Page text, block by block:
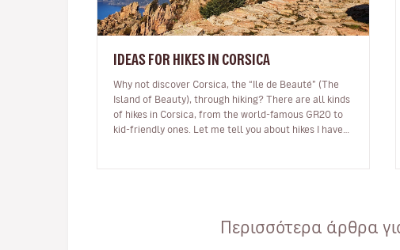
IDEAS FOR HIKES IN CORSICA
Why not discover Corsica, the “Ile de Beauté” (The
Island of Beauty), through hiking? There are all kinds
of hikes in Corsica, from the world-famous GR20 to
kid-friendly ones. Let me tell you about hikes I have
Περισσότερα άρθρα